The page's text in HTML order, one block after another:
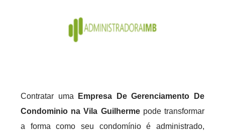
Contratar uma
Empresa De Gerenciamento De
Condominio na Vila Guilhermepode transformar
a forma como seu condomínio é administrado,